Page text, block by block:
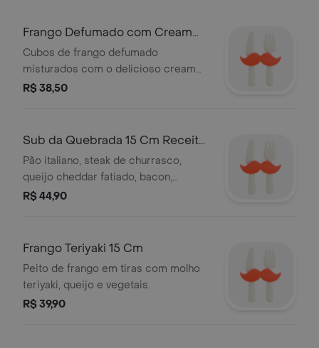
Frango Defumado com Cream
Chesse 15 Cm
Cubos de frango defumado
misturados com o delicioso cream
cheese
R$ 38,50
Sub da Quebrada 15 Cm Receita
Fechada
Pão italiano, steak de churrasco,
queijo cheddar fatiado, bacon,
pepperoni, alface e maionese
gerando falcões.
R$ 44,90
Frango Teriyaki 15 Cm
Peito de frango em tiras com molho
teriyaki, queijo e vegetais.
R$ 39,90